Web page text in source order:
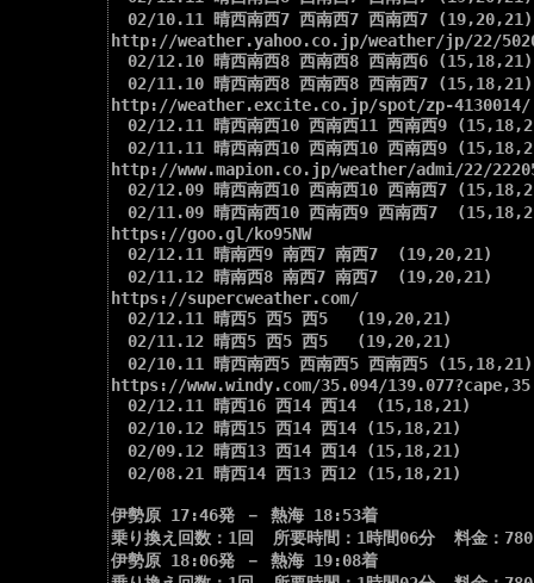
02/10.11 晴西南西7 西南西7 西南西7 (19,20,21)
http://weather.yahoo.co.jp/weather/jp/22/
02/12.10 晴西南西8 西南西8 西南西6 (15,18,21)
02/11.10 晴西南西8 西南西8 西南西7 (15,18,21)
http://weather.excite.co.jp/spot/zp-4130014/
02/12.11 晴西南西10 西南西11 西南西9
02/11.11 晴西南西10 西南西10 西南西9
http://www.mapion.co.jp/weather/admi/22/
02/12.09 晴西南西10 西南西10 西南西7
02/11.09 晴西南西10 西南西9 西南西7
https://goo.gl/ko95NW
02/12.11 晴南西9 南西7 南西7  (19,20,21)
02/11.12 晴南西8 南西7 南西7  (19,20,21)
https://supercweather.com/
02/12.11 晴西5 西5 西5   (19,20,21)
02/11.12 晴西5 西5 西5   (19,20,21)
02/10.11 晴西南西5 西南西5 西南西5 (15,18,21)
https://www.windy.com/35.094/
02/12.11 晴西16 西14 西14  (15,18,21)
02/10.12 晴西15 西14 西14 (15,18,21)
02/09.12 晴西13 西14 西14 (15,18,21)
02/08.21 晴西14 西13 西12 (15,18,21)
伊勢原 17:46発 － 熱海 18:53着
乗り換え回数：1回  所要時間：1時間06分  料金：
伊勢原 18:06発 － 熱海 19:08着